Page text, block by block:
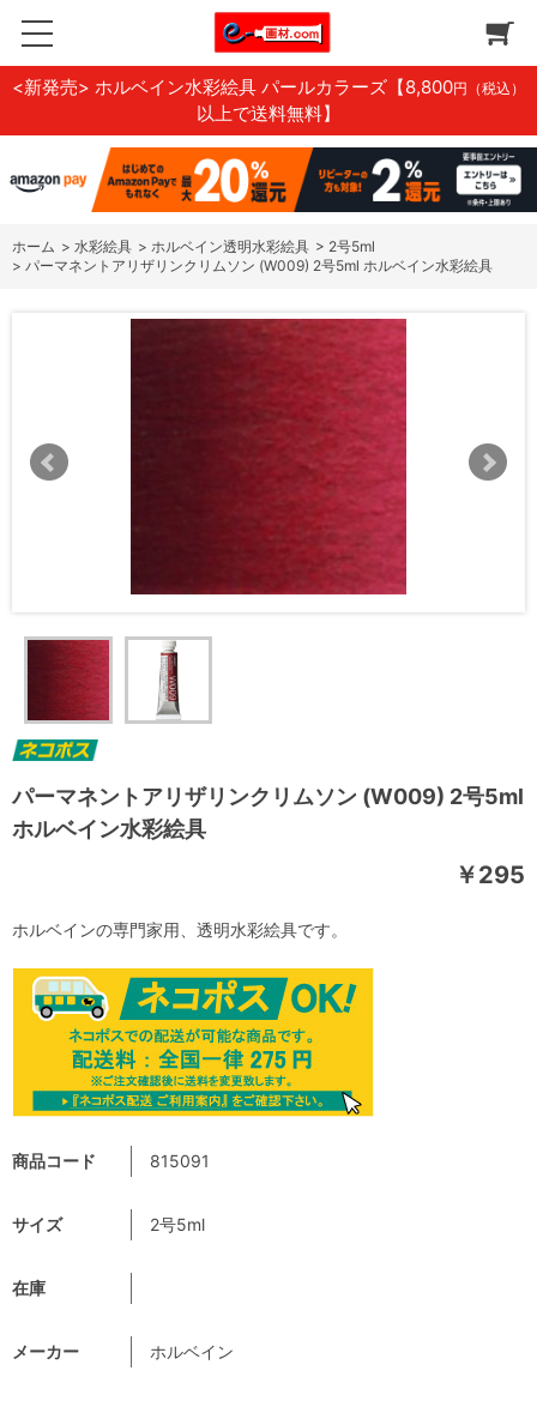
<新発売> ホルベイン水彩絵具 パールカラーズ 【8,800円（税込）
以上で送料無料】
ホーム > 水彩絵具 > ホルベイン透明水彩絵具 > 2号5ml
> パーマネントアリザリンクリムソン (W009) 2号5ml ホルベイン水彩絵具
パーマネントアリザリンクリムソン (W009) 2号5ml
ホルベイン水彩絵具
￥295
商品コード 815091
サイズ 2号5ml
在庫
メーカー ホルベイン
ホルベインの専門家用、透明水彩絵具です。